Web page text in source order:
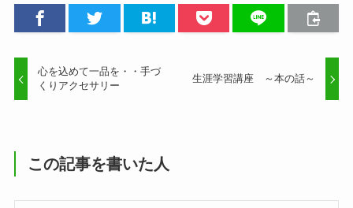
心を込めて一品を・・手づ
くりアクセサリー
生涯学習講座 ～本の話～
この記事を書いた人